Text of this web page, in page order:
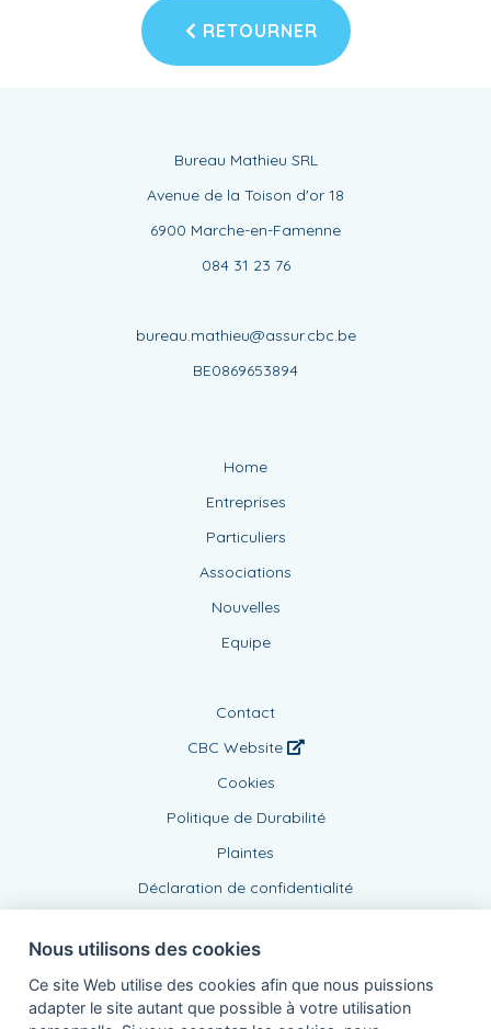
RETOURNER
Bureau Mathieu SRL
Avenue de la Toison d'or 18
6900 Marche-en-Famenne
084 31 23 76
bureau.mathieu@assur.cbc.be
BE0869653894
Home
Entreprises
Particuliers
Associations
Nouvelles
Equipe
Contact
CBC Website
Cookies
Politique de Durabilité
Plaintes
Déclaration de confidentialité
Nous utilisons des cookies
Ce site Web utilise des cookies afin que nous puissions
adapter le site autant que possible à votre utilisation